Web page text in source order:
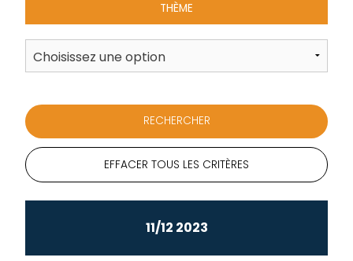
THÈME
EFFACER TOUS LES CRITÈRES
11/12 2023